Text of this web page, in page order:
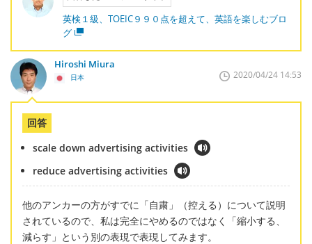
英検１級、TOEIC９９０点を超えて、英語を楽しむブロ
グ
Hiroshi Miura
日本 2020/04/24 14:53
回答
scale down advertising activities
reduce advertising activities
他のアンカーの方がすでに「自粛」（控える）について説明
されているので、私は完全にやめるのではなく「縮小する、
減らす」という別の表現で表現してみます。